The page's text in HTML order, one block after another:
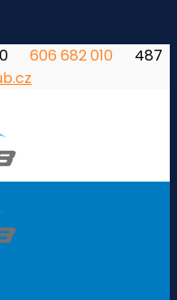
606 682 010
487